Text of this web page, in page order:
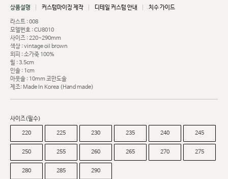
상품설명 커스텀마이징 제작 디테일 커스텀 안내 치수 가이드
라스트 : 008
모델번호 : CU8010
사이즈 : 220~290mm
색상 : vintage oil brown
외피 : 소가죽 100%
힐 : 3.5cm
인솔 : 1cm
아웃솔 : 10mm 코만도솔
제조: Made In Korea (Hand made)
사이즈(필수)
220 225 230 235 240 245
250 255 260 265 270 275
280 285 290